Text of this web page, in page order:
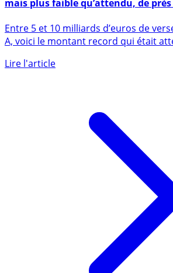
mais plus faible qu’attendu, de
A, voici le montant record qui était